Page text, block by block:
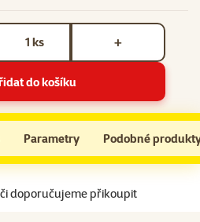
ks +
do košíku
kruh s veverkou 70cm
Parametry Podobné
doporučujeme přikoupit